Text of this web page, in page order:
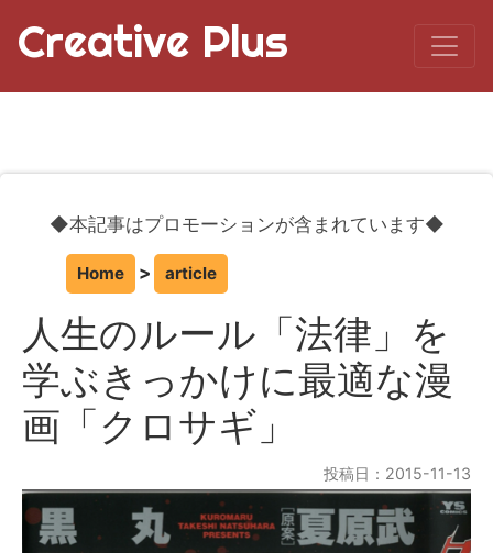
Creative Plus
◆本記事はプロモーションが含まれています◆
Home article
人生のルール「法律」を
学ぶきっかけに最適な漫
画「クロサギ」
投稿日：2015-11-13